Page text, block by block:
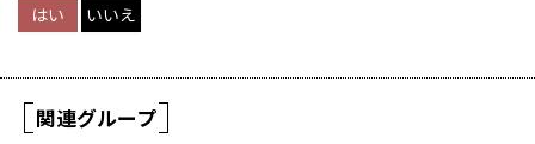
はい
いいえ
関連グループ